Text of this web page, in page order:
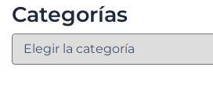
Categorías